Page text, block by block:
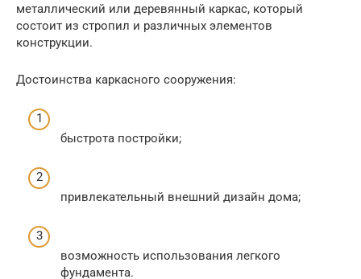
металлический или деревянный каркас, который
состоит из стропил и различных элементов
конструкции.
Достоинства каркасного сооружения:
быстрота постройки;
привлекательный внешний дизайн дома;
возможность использования легкого
фундамента.